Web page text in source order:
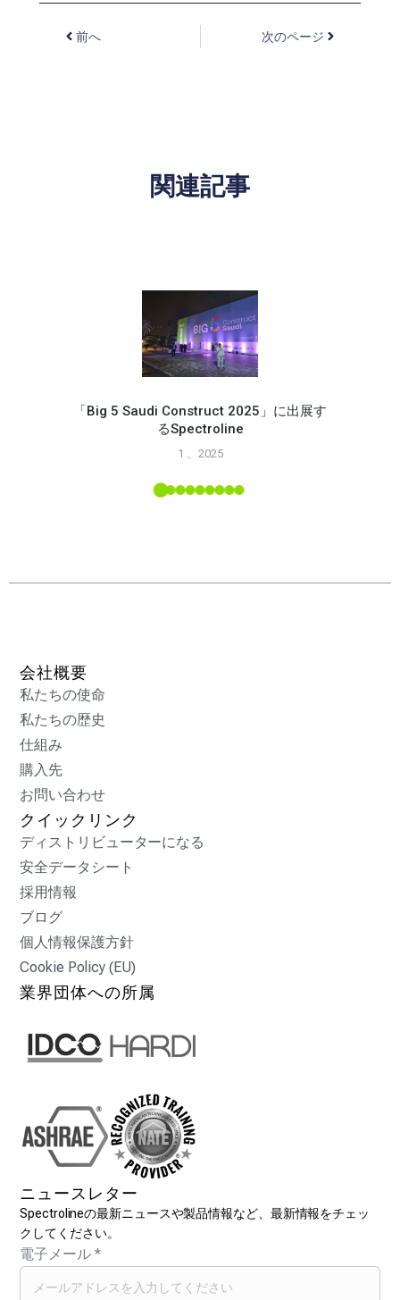
前へ 次のページ
関連記事
「Big 5 Saudi Construct 2025」に出展す
るSpectroline
1 、2025
会社概要
私たちの使命
私たちの歴史
仕組み
購入先
お問い合わせ
クイックリンク
ディストリビューターになる
安全データシート
採用情報
ブログ
個人情報保護方針
Cookie Policy (EU)
業界団体への所属
ニュースレター
Spectrolineの最新ニュースや製品情報など、最新情報をチェッ
クしてください。
電子メール*